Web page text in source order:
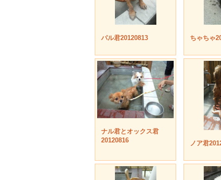
パル君20120813 ちゃちゃ
ナル君とオックス君
20120816
ノア君